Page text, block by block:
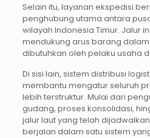
Selain itu, layanan ekspedisi
penghubung utama antara
wilayah Indonesia Timur. Jalur
mendukung arus barang
dibutuhkan oleh pelaku usaha
Di sisi lain, sistem distribusi
membantu mengatur seluruh
lebih terstruktur. Mulai dari
gudang, proses konsolidasi,
jalur laut yang telah
berjalan dalam satu sistem